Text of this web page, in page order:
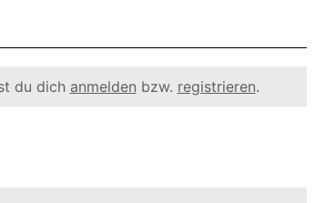
du dich anmelden bzw. registrieren.